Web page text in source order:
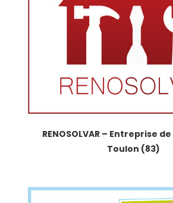
RENOSOLVAR – Entreprise
Toulon (83)